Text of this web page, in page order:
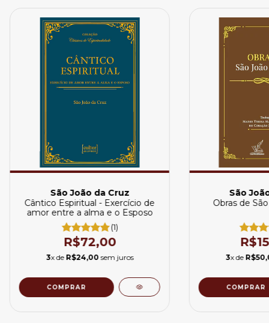
São João da Cruz
Cântico Espiritual - Exercício de
amor entre a alma e o Esposo
(1)
R$72,00
3x de R$24,00 sem juros
São
Obras de
3x de